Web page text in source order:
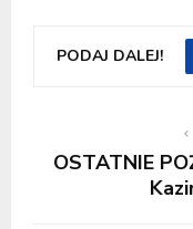
PODAJ DALEJ!
OSTATNIE